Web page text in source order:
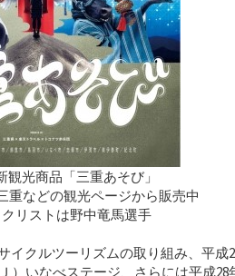
観光商品「三重あそび」
重などの観光ページから販売中
リストは野中竜馬選手
イクルツーリズムの取り組み、平成
）いなべステージ、さらには平成28